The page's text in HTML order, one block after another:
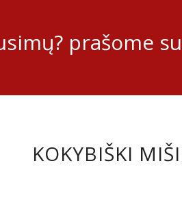
prašome
KOKYBIŠKI